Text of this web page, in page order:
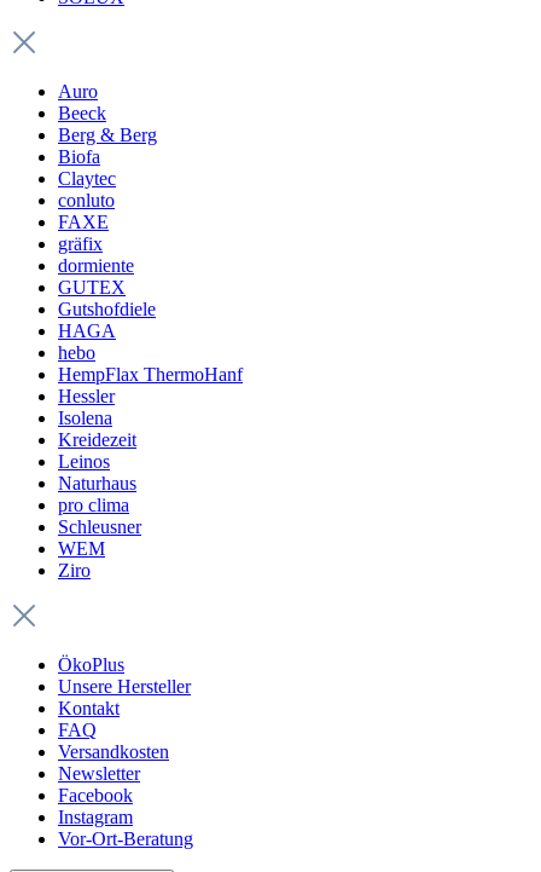
Auro
Beeck
Berg & Berg
Biofa
Claytec
conluto
FAXE
gräfix
dormiente
GUTEX
Gutshofdiele
HAGA
hebo
HempFlax ThermoHanf
Hessler
Isolena
Kreidezeit
Leinos
Naturhaus
pro clima
Schleusner
WEM
Ziro
ÖkoPlus
Unsere Hersteller
Kontakt
FAQ
Versandkosten
Newsletter
Facebook
Instagram
Vor-Ort-Beratung